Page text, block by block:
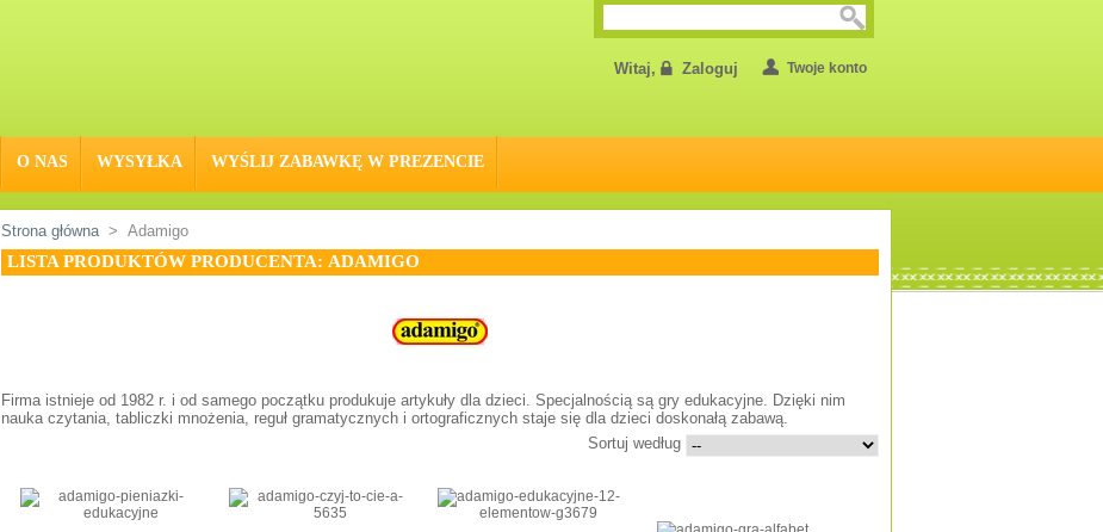
O NAS WYSYŁKA WYŚLIJ ZABAWKĘ W PREZENCIE
Twoje konto
Witaj, Zaloguj
Strona główna > Adamigo
LISTA PRODUKTÓW PRODUCENTA: ADAMIGO
Firma istnieje od 1982 r. i od samego początku produkuje artykuły dla dzieci. Specjalnością są gry edukacyjne. Dzięki nim
nauka czytania, tabliczki mnożenia, reguł gramatycznych i ortograficznych staje się dla dzieci doskonałą zabawą.
Sortuj według